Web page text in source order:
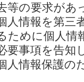
等の要求があ
人情報を第三
ために個人情
要事項を告知
人情報保護の